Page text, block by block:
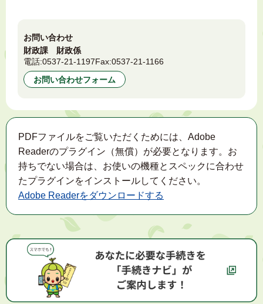
お問い合わせ
財政課 財政係
電話:0537-21-1197Fax:0537-21-1166
お問い合わせフォーム
PDFファイルをご覧いただくためには、Adobe
Readerのプラグイン（無償）が必要となります。お
持ちでない場合は、お使いの機種とスペックに合わせ
たプラグインをインストールしてください。
Adobe Readerをダウンロードする